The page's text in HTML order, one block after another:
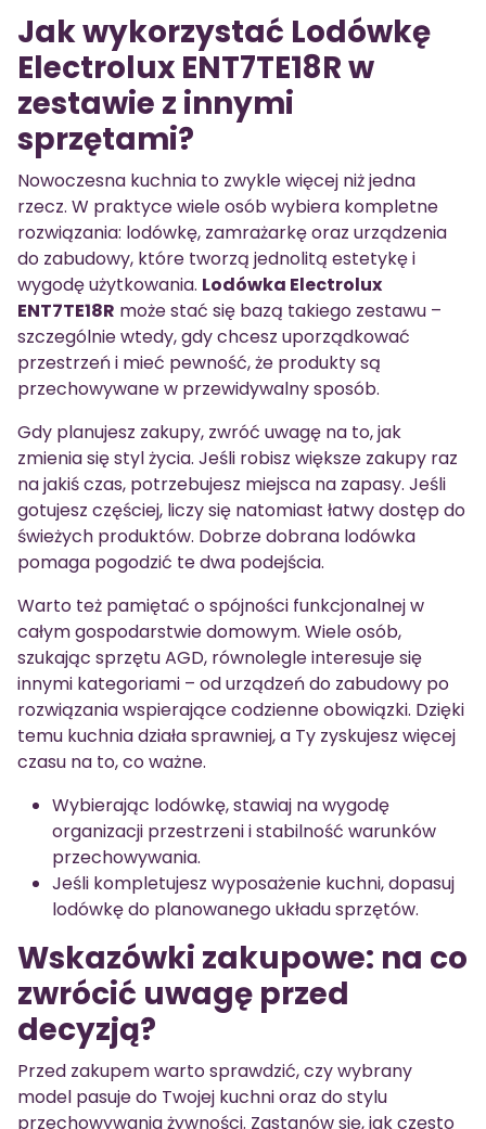
Jak wykorzystać Lodówkę
Electrolux ENT7TE18R w
zestawie z innymi
sprzętami?
Nowoczesna kuchnia to zwykle więcej niż jedna
rzecz. W praktyce wiele osób wybiera kompletne
rozwiązania: lodówkę, zamrażarkę oraz urządzenia
do zabudowy, które tworzą jednolitą estetykę i
wygodę użytkowania. Lodówka Electrolux
ENT7TE18R może stać się bazą takiego zestawu –
szczególnie wtedy, gdy chcesz uporządkować
przestrzeń i mieć pewność, że produkty są
przechowywane w przewidywalny sposób.
Gdy planujesz zakupy, zwróć uwagę na to, jak
zmienia się styl życia. Jeśli robisz większe zakupy raz
na jakiś czas, potrzebujesz miejsca na zapasy. Jeśli
gotujesz częściej, liczy się natomiast łatwy dostęp do
świeżych produktów. Dobrze dobrana lodówka
pomaga pogodzić te dwa podejścia.
Warto też pamiętać o spójności funkcjonalnej w
całym gospodarstwie domowym. Wiele osób,
szukając sprzętu AGD, równolegle interesuje się
innymi kategoriami – od urządzeń do zabudowy po
rozwiązania wspierające codzienne obowiązki. Dzięki
temu kuchnia działa sprawniej, a Ty zyskujesz więcej
czasu na to, co ważne.
Wybierając lodówkę, stawiaj na wygodę
organizacji przestrzeni i stabilność warunków
przechowywania.
Jeśli kompletujesz wyposażenie kuchni, dopasuj
lodówkę do planowanego układu sprzętów.
Wskazówki zakupowe: na co
zwrócić uwagę przed
decyzją?
Przed zakupem warto sprawdzić, czy wybrany
model pasuje do Twojej kuchni oraz do stylu
przechowywania żywności. Zastanów się, jak często